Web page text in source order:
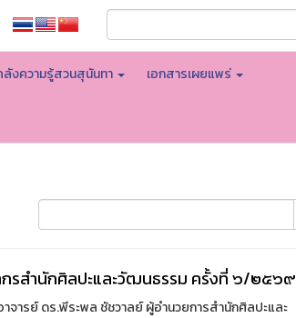
ลังความรู้สวนสุนันทา เอกสารเผยแพร่
รสำนักศิลปะและวัฒนธรรม ครั้งที่ ๖/๒๕๖๙
ารย์ ดร.พีระพล ชัชวาลย์ ผู้อำนวยการสำนักศิลปะและ